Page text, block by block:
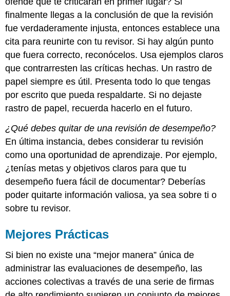
finalmente llegas a la conclusión de que la revisión
fue verdaderamente injusta, entonces establece una
cita para reunirte con tu revisor. Si hay algún punto
que fuera correcto, reconócelos. Usa ejemplos claros
que contrarresten las críticas hechas. Un rastro de
papel siempre es útil. Presenta todo lo que tengas
por escrito que pueda respaldarte. Si no dejaste
rastro de papel, recuerda hacerlo en el futuro.
¿Qué debes quitar de una revisión de desempeño?
En última instancia, debes considerar tu revisión
como una oportunidad de aprendizaje. Por ejemplo,
¿tenías metas y objetivos claros para que tu
desempeño fuera fácil de documentar? Deberías
poder quitarte información valiosa, ya sea sobre ti o
sobre tu revisor.
Mejores Prácticas
Si bien no existe una “mejor manera” única de
administrar las evaluaciones de desempeño, las
acciones colectivas a través de una serie de firmas